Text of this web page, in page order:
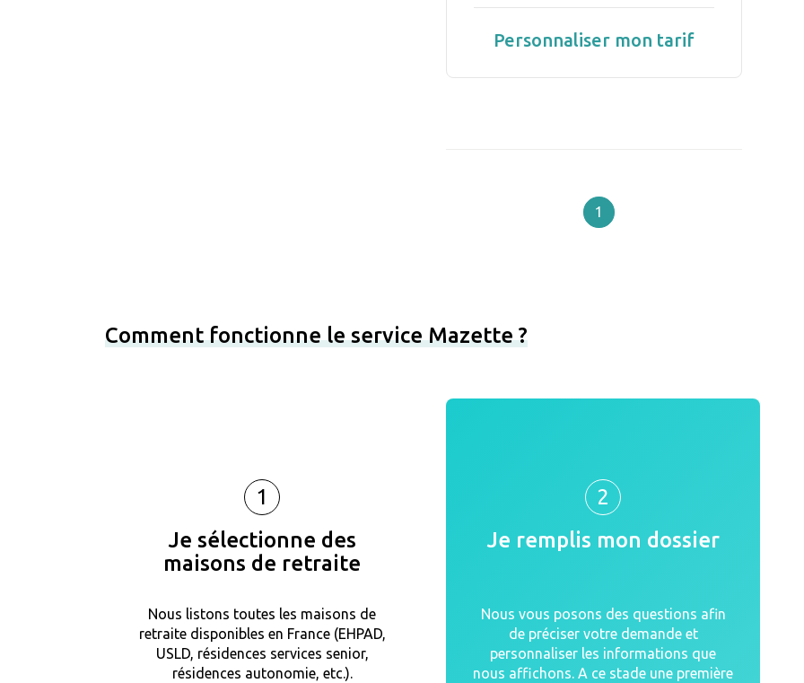
Personnaliser mon tarif
1
Comment fonctionne le service Mazette ?
1
Je sélectionne des
maisons de retraite
Nous listons toutes les maisons de
retraite disponibles en France (EHPAD,
USLD, résidences services senior,
résidences autonomie, etc.).
2
Je remplis mon dossier
Nous vous posons des questions afin
de préciser votre demande et
personnaliser les informations que
nous affichons. A ce stade une première